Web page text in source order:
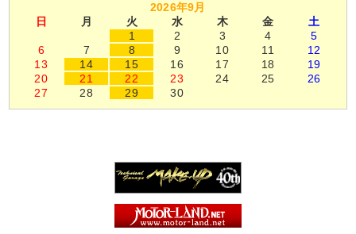
2026年9月
日
月 火 水 木 金
土
1
2 3 4
5
6
7 8 9 10 11
12
13
14 15 16 17 18
19
20
21 22 23 24 25
26
27
28 29 30